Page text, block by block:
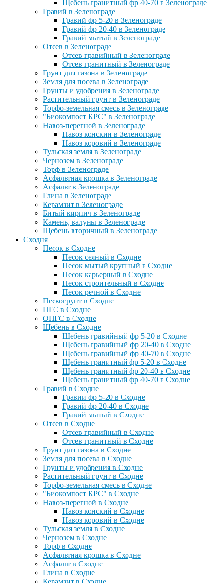
Щебень гранитный фр 40-70 в Зеленограде
Гравий в Зеленограде
Гравий фр 5-20 в Зеленограде
Гравий фр 20-40 в Зеленограде
Гравий мытый в Зеленограде
Отсев в Зеленограде
Отсев гравийный в Зеленограде
Отсев гранитный в Зеленограде
Грунт для газона в Зеленограде
Земля для посева в Зеленограде
Грунты и удобрения в Зеленограде
Растительный грунт в Зеленограде
Торфо-земельная смесь в Зеленограде
"Биокомпост КРС" в Зеленограде
Навоз-перегной в Зеленограде
Навоз конский в Зеленограде
Навоз коровий в Зеленограде
Тульская земля в Зеленограде
Чернозем в Зеленограде
Торф в Зеленограде
Асфальтная крошка в Зеленограде
Асфальт в Зеленограде
Глина в Зеленограде
Керамзит в Зеленограде
Битый кирпич в Зеленограде
Камень, валуны в Зеленограде
Щебень вторичный в Зеленограде
Сходня
Песок в Сходне
Песок сеяный в Сходне
Песок мытый крупный в Сходне
Песок карьерный в Сходне
Песок строительный в Сходне
Песок речной в Сходне
Пескогрунт в Сходне
ПГС в Сходне
ОПГС в Сходне
Щебень в Сходне
Щебень гравийный фр 5-20 в Сходне
Щебень гравийный фр 20-40 в Сходне
Щебень гравийный фр 40-70 в Сходне
Щебень гранитный фр 5-20 в Сходне
Щебень гранитный фр 20-40 в Сходне
Щебень гранитный фр 40-70 в Сходне
Гравий в Сходне
Гравий фр 5-20 в Сходне
Гравий фр 20-40 в Сходне
Гравий мытый в Сходне
Отсев в Сходне
Отсев гравийный в Сходне
Отсев гранитный в Сходне
Грунт для газона в Сходне
Земля для посева в Сходне
Грунты и удобрения в Сходне
Растительный грунт в Сходне
Торфо-земельная смесь в Сходне
"Биокомпост КРС" в Сходне
Навоз-перегной в Сходне
Навоз конский в Сходне
Навоз коровий в Сходне
Тульская земля в Сходне
Чернозем в Сходне
Торф в Сходне
Асфальтная крошка в Сходне
Асфальт в Сходне
Глина в Сходне
Керамзит в Сходне